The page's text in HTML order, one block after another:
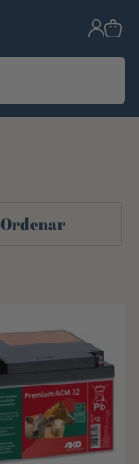
Ordenar